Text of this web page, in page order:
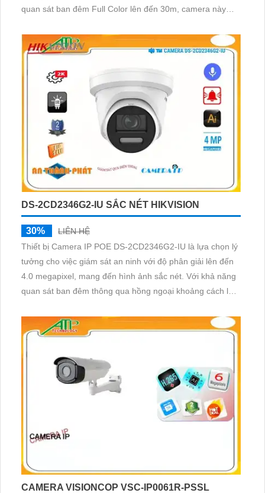
quan sát ban đêm Full Color lên đến 30m, camera này
công nghệ IP POE tiên tiến, không giảm chất lượng hình
ảnh
DS-2CD2346G2-IU SẮC NÉT HIKVISION
30%
LIÊN HỆ
Thiết bị Camera IP POE DS-2CD2346G2-IU là lựa chọn lý
tưởng cho việc giám sát an ninh với độ phân giải lên đến
4.0 megapixel, mang đến hình ảnh sắc nét. Với khả năng
quan sát ban đêm thông qua hồng ngoại khoảng cách lên
Công nghệ IP POE giúp truyền tải tín hiệu mạng và cấp
nguồn điện qua một dây cáp duy nhất, tiết kiệm chi phí lắp
đặt
CAMERA VISIONCOP VSC-IP0061R-PSSL